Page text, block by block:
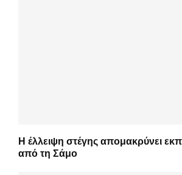
Η έλλειψη στέγης απομακρύνει
από τη Σάμο